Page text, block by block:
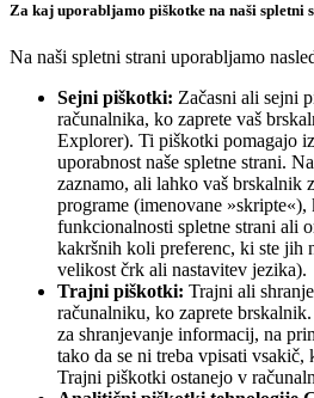
Za kaj uporabljamo piškotke na naši spletni
Na naši spletni strani uporabljamo
Sejni piškotki: Začasni ali sejni
računalnika, ko zaprete vaš
Explorer). Ti piškotki pomagajo
uporabnost naše spletne strani.
zaznamo, ali lahko vaš brskalnik
programe (imenovane
funkcionalnosti spletne strani ali
kakršnih koli preferenc, ki ste jih
velikost črk ali nastavitev jezika).
Trajni piškotki: Trajni ali
računalniku, ko zaprete
za shranjevanje informacij, na
tako da se ni treba vpisati vsakič,
Trajni piškotki ostanejo v